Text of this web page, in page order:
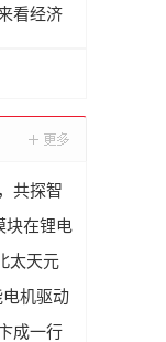
看经济
共探智
块在锂电
、
IP等多
太天元
软件崛起
机驱动
免代码
成一行